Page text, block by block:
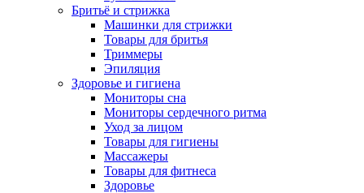
Бритьё и стрижка
Машинки для стрижки
Товары для бритья
Триммеры
Эпиляция
Здоровье и гигиена
Мониторы сна
Мониторы сердечного ритма
Уход за лицом
Товары для гигиены
Массажеры
Товары для фитнеса
Здоровье